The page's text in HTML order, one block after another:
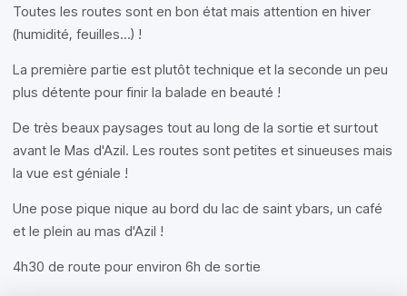
Toutes les routes sont en bon état mais attention en hiver
(humidité, feuilles...) !
La première partie est plutôt technique et la seconde un peu
plus détente pour finir la balade en beauté !
De très beaux paysages tout au long de la sortie et surtout
avant le Mas d'Azil. Les routes sont petites et sinueuses mais
la vue est géniale !
Une pose pique nique au bord du lac de saint ybars, un café
et le plein au mas d'Azil !
4h30 de route pour environ 6h de sortie